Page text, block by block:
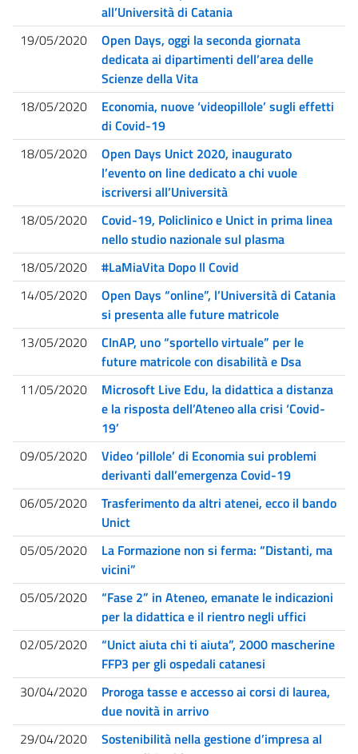
all’Università di Catania
19/05/2020
Open Days, oggi la seconda giornata
dedicata ai dipartimenti dell’area delle
Scienze della Vita
18/05/2020
Economia, nuove ‘videopillole’ sugli effetti
di Covid-19
18/05/2020
Open Days Unict 2020, inaugurato
l’evento on line dedicato a chi vuole
iscriversi all’Università
18/05/2020
Covid-19, Policlinico e Unict in prima linea
nello studio nazionale sul plasma
18/05/2020
#LaMiaVita Dopo Il Covid
14/05/2020
Open Days “online”, l’Università di Catania
si presenta alle future matricole
13/05/2020
CInAP, uno “sportello virtuale” per le
future matricole con disabilità e Dsa
11/05/2020
Microsoft Live Edu, la didattica a distanza
e la risposta dell’Ateneo alla crisi ‘Covid-
19’
09/05/2020
Video ‘pillole’ di Economia sui problemi
derivanti dall’emergenza Covid-19
06/05/2020
Trasferimento da altri atenei, ecco il bando
Unict
05/05/2020
La Formazione non si ferma: “Distanti, ma
vicini”
05/05/2020
“Fase 2” in Ateneo, emanate le indicazioni
per la didattica e il rientro negli uffici
02/05/2020
“Unict aiuta chi ti aiuta”, 2000 mascherine
FFP3 per gli ospedali catanesi
30/04/2020
Proroga tasse e accesso ai corsi di laurea,
due novità in arrivo
29/04/2020
Sostenibilità nella gestione d’impresa al